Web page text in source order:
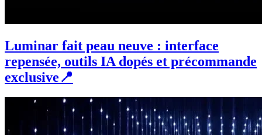
Luminar fait peau neuve : interface
repensée, outils IA dopés et précommande
exclusive📍